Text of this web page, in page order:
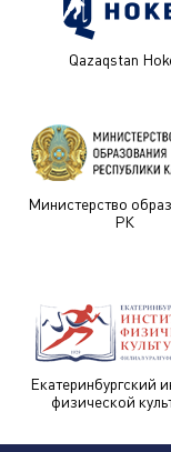
Qazaqstan
Министерство
РК
Екатеринбургский
физической